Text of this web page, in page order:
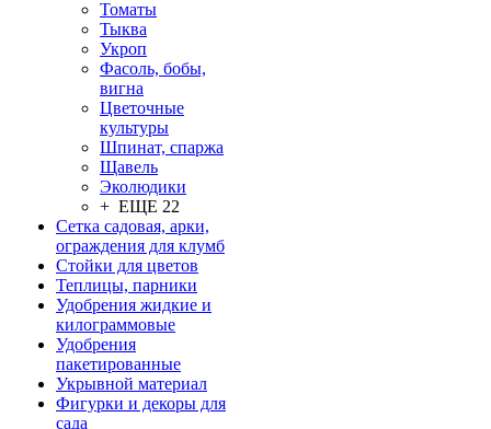
Томаты
Тыква
Укроп
Фасоль, бобы,
вигна
Цветочные
культуры
Шпинат, спаржа
Щавель
Эколюдики
+ ЕЩЕ 22
Сетка садовая, арки,
ограждения для клумб
Стойки для цветов
Теплицы, парники
Удобрения жидкие и
килограммовые
Удобрения
пакетированные
Укрывной материал
Фигурки и декоры для
сада